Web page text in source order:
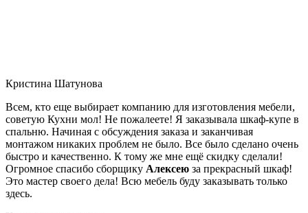
Кристина Шатунова
Всем, кто еще выбирает компанию для изготовления мебели,
советую Кухни мол! Не пожалеете! Я заказывала шкаф-купе в
спальню. Начиная с обсуждения заказа и заканчивая
монтажом никаких проблем не было. Все было сделано очень
быстро и качественно. К тому же мне ещё скидку сделали!
Огромное спасибо сборщику Алексею за прекрасный шкаф!
Это мастер своего дела! Всю мебель буду заказывать только
здесь.